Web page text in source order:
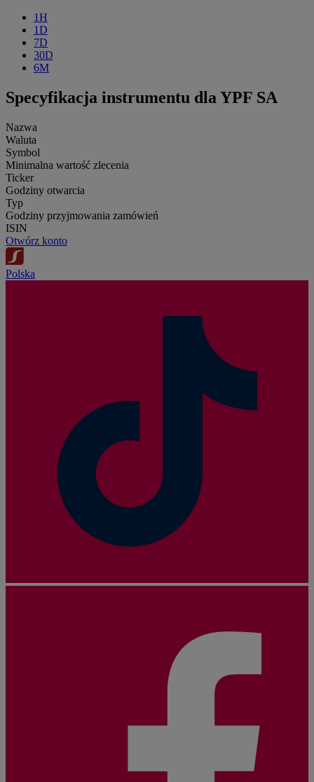
1H
1D
7D
30D
6M
Specyfikacja instrumentu dla YPF SA
Nazwa
Waluta
Symbol
Minimalna wartość zlecenia
Ticker
Godziny otwarcia
Typ
Godziny przyjmowania zamówień
ISIN
Otwórz konto
Polska